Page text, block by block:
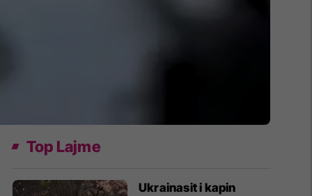
Top Lajme
Ukrainasit i kapin